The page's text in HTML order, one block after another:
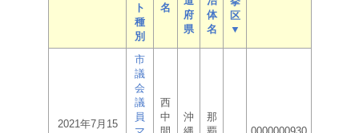
ト
種
別
名
府
県
体
名
区
▼
2021年7月15
市
議
会
議
員
西
中
沖
那